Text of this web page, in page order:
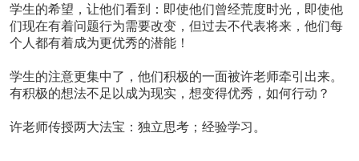
学生的希望，让他们看到：即使他们曾经荒度时光，即使他
们现在有着问题行为需要改变，但过去不代表将来，他们每
个人都有着成为更优秀的潜能！
学生的注意更集中了，他们积极的一面被许老师牵引出来。
有积极的想法不足以成为现实，想变得优秀，如何行动？
许老师传授两大法宝：独立思考；经验学习。